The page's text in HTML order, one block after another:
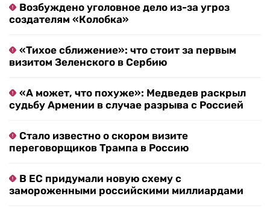
Возбуждено уголовное дело из-за угроз
создателям «Колобка»
«Тихое сближение»: что стоит за первым
визитом Зеленского в Сербию
«А может, что похуже»: Медведев раскрыл
судьбу Армении в случае разрыва с Россией
Стало известно о скором визите
переговорщиков Трампа в Россию
В ЕС придумали новую схему с
замороженными российскими миллиардами